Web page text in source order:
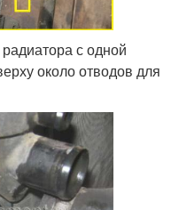
с одной
около отводов для